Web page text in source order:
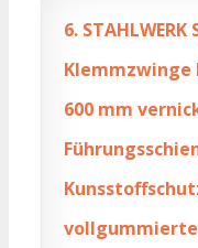
6.
Klemmzwinge
600 mm